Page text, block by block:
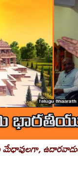
మేధావులగా,